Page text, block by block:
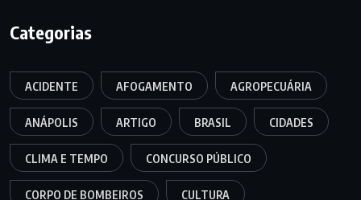
Categorias
ACIDENTE AFOGAMENTO AGROPECUÁRIA
ANÁPOLIS ARTIGO BRASIL CIDADES
CLIMA E TEMPO CONCURSO PÚBLICO
CORPO DE BOMBEIROS CULTURA